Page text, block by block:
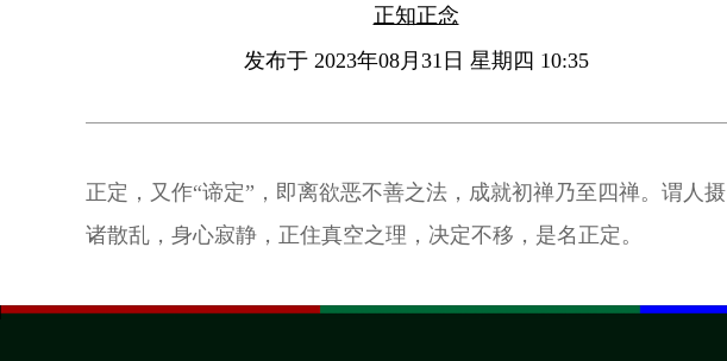
正知正念
发布于 2023年08月31日 星期四 10:35
正定，又作“谛定”，即离欲恶不善之法，成就初禅乃至四禅。谓人摄
诸散乱，身心寂静，正住真空之理，决定不移，是名正定。